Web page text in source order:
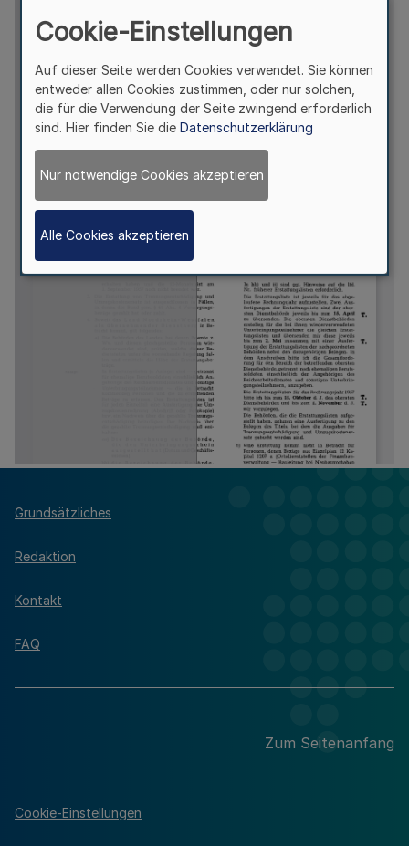
Grundsätzliches
Redaktion
Kontakt
FAQ
Zum Seitenanfang
Cookie-Einstellungen
Cookie-Einstellungen
Auf dieser Seite werden Cookies verwendet. Sie können
entweder allen Cookies zustimmen, oder nur solchen,
die für die Verwendung der Seite zwingend erforderlich
sind. Hier finden Sie die Datenschutzerklärung
Nur notwendige Cookies akzeptieren
Alle Cookies akzeptieren